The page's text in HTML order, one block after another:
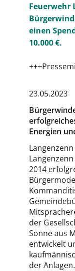
Feuerwehr
einen
10.000 €.
23.05.2023
Energien
2014
der
Sonne aus
entwickelt
der Anlagen.